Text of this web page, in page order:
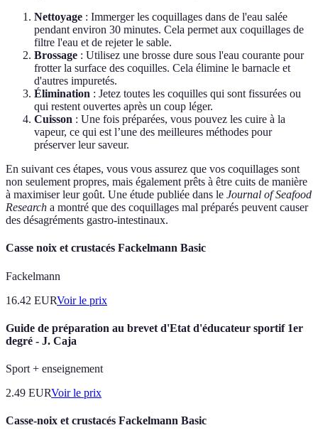
Nettoyage : Immerger les coquillages dans de l'eau salée
pendant environ 30 minutes. Cela permet aux coquillages de
filtre l'eau et de rejeter le sable.
Brossage : Utilisez une brosse dure sous l'eau courante pour
frotter la surface des coquilles. Cela élimine le barnacle et
d'autres impuretés.
Élimination : Jetez toutes les coquilles qui sont fissurées ou
qui restent ouvertes après un coup léger.
Cuisson : Une fois préparées, vous pouvez les cuire à la
vapeur, ce qui est l’une des meilleures méthodes pour
préserver leur saveur.
En suivant ces étapes, vous vous assurez que vos coquillages sont
non seulement propres, mais également prêts à être cuits de manière
à maximiser leur goût. Une étude publiée dans le Journal of Seafood
Research a montré que des coquillages mal préparés peuvent causer
des désagréments gastro-intestinaux.
Casse noix et crustacés Fackelmann Basic
Fackelmann
16.42 EURVoir le prix
Guide de préparation au brevet d'Etat d'éducateur sportif 1er
degré - J. Caja
Sport + enseignement
2.49 EURVoir le prix
Casse-noix et crustacés Fackelmann Basic